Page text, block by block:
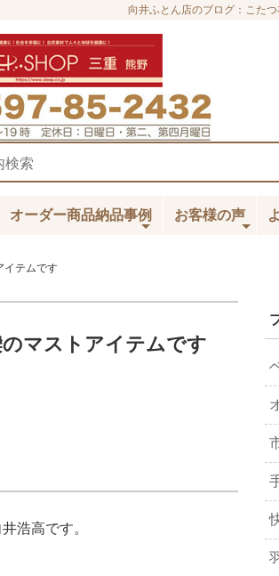
向井ふとん店のブログ：こた
オーダー商品納品事例 お客様の声
テムです
マストアイテムです
浩高です。